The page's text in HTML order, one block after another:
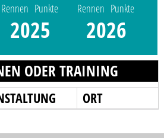
Rennen Punkte
2025
Rennen Punkte
2026
ODER TRAINING
ORT